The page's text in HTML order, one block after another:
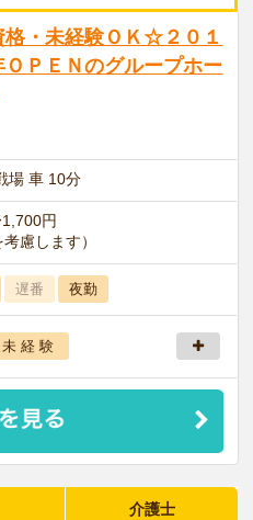
格・未経験ＯＫ☆２０１
ＯＰＥＮのグループホー
場 車 10分
円
慮します）
遅番 夜勤
未 経 験
介護士